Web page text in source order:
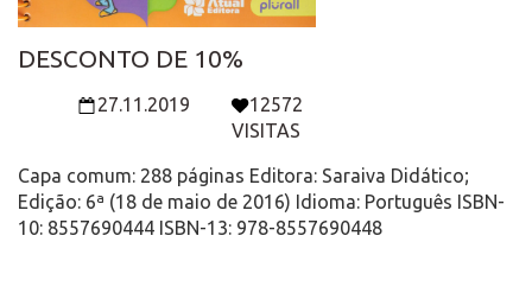
DESCONTO DE 10%
27.11.2019
12572
VISITAS
Capa comum: 288 páginas Editora: Saraiva Didático;
Edição: 6ª (18 de maio de 2016) Idioma: Português ISBN-
10: 8557690444 ISBN-13: 978-8557690448